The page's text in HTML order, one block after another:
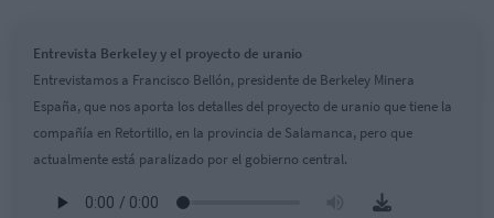
Entrevista Berkeley y el proyecto de uranio
Entrevistamos a Francisco Bellón, presidente de Berkeley Minera
España, que nos aporta los detalles del proyecto de uranio que tiene la
compañía en Retortillo, en la provincia de Salamanca, pero que
actualmente está paralizado por el gobierno central.